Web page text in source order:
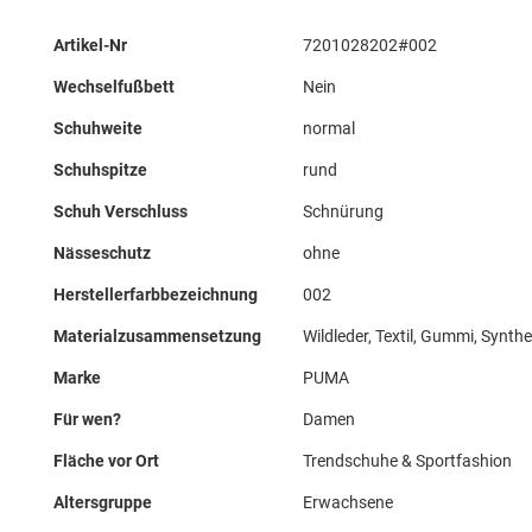
Mehr
Artikel-Nr 7201028202#002
Wechselfußbett Nein
Schuhweite normal
Schuhspitze rund
Schuh Verschluss Schnürung
Nässeschutz ohne
Herstellerfarbbezeichnung 002
Materialzusammensetzung Wildleder, Textil, Gummi,
Marke PUMA
Für wen? Damen
Fläche vor Ort Trendschuhe & Sportfashion
Altersgruppe Erwachsene